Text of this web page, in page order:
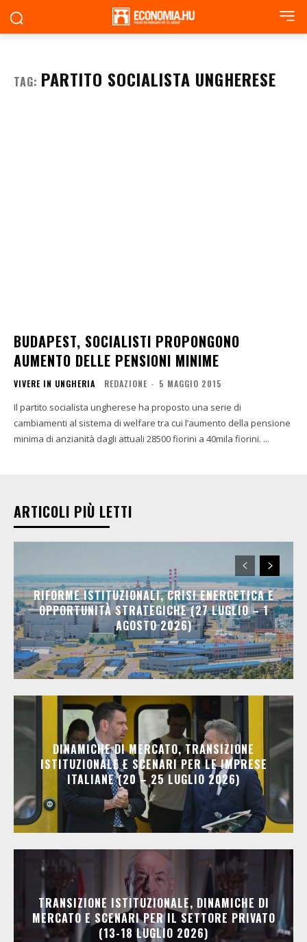
TAG: PARTITO SOCIALISTA UNGHERESE
BUDAPEST, SOCIALISTI PROPONGONO
AUMENTO DELLE PENSIONI MINIME
VIVERE IN UNGHERIA REDAZIONE - 5 MAGGIO 2015
Il partito socialista ungherese ha proposto una serie di
cambiamenti al sistema di welfare tra cui l’aumento della pensione
minima di anzianità dagli attuali 28500 fiorini a 40mila fiorini. ...
ARTICOLI PIÙ LETTI
RIFORME ISTITUZIONALI, CRISI ENERGETICA E
OPPORTUNITÀ STRATEGICHE (27 LUGLIO – 1
AGOSTO 2026)
DINAMICHE DI MERCATO, TRANSIZIONE
ISTITUZIONALE E SCENARI PER LE IMPRESE
ITALIANE (20 – 25 LUGLIO 2026)
TRANSIZIONE ISTITUZIONALE, DINAMICHE DI
MERCATO E SCENARI PER IL SETTORE PRIVATO
(13-18 LUGLIO 2026)